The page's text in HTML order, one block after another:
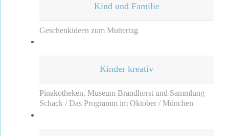
Kind und Familie
Geschenkideen zum Muttertag
Kinder kreativ
Pinakotheken, Museum Brandhorst und Sammlung
Schack / Das Programm im Oktober / München